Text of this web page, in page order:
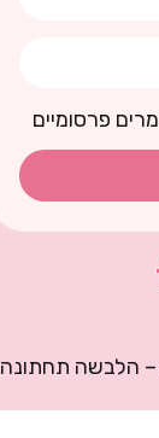
פרסומיים
– הלבשה תחתונה